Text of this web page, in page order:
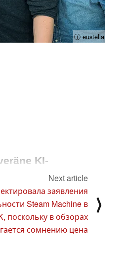
ⓘ eustella
KI-
und
Wiener Startup
US-Amerikaner hat die
Next article
заявления
Steam Machine в
поскольку в обзорах
сомнению цена
⟩